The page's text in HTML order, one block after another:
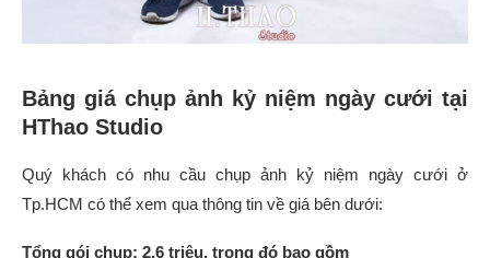
Bảng giá chụp ảnh kỷ niệm ngày cưới tại
HThao Studio
Quý khách có nhu cầu chụp ảnh kỷ niệm ngày cưới ở
Tp.HCM có thể xem qua thông tin về giá bên dưới:
Tổng gói chụp: 2,6 triệu, trong đó bao gồm